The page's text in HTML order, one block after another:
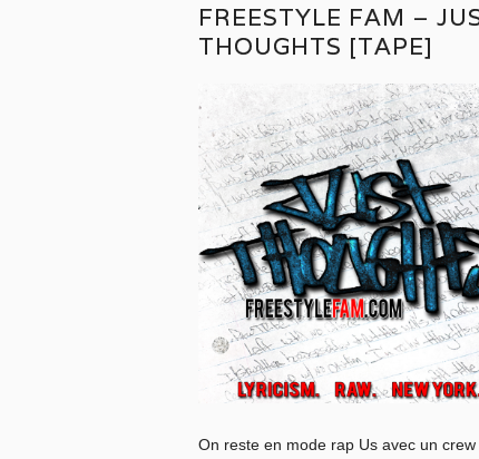
FREESTYLE FAM –
THOUGHTS [TAPE]
On reste en mode rap Us avec un crew